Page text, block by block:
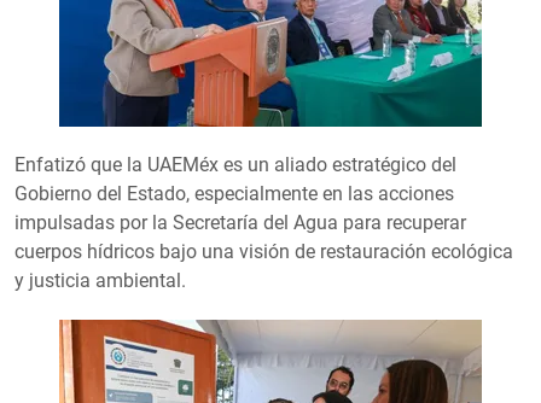
Enfatizó que la UAEMéx es un aliado estratégico del
Gobierno del Estado, especialmente en las acciones
impulsadas por la Secretaría del Agua para recuperar
cuerpos hídricos bajo una visión de restauración ecológica
y justicia ambiental.